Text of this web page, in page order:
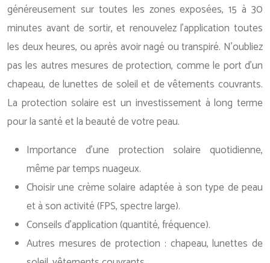
généreusement sur toutes les zones exposées, 15 à 30
minutes avant de sortir, et renouvelez l’application toutes
les deux heures, ou après avoir nagé ou transpiré. N’oubliez
pas les autres mesures de protection, comme le port d’un
chapeau, de lunettes de soleil et de vêtements couvrants.
La protection solaire est un investissement à long terme
pour la santé et la beauté de votre peau.
Importance d’une protection solaire quotidienne,
même par temps nuageux.
Choisir une crème solaire adaptée à son type de peau
et à son activité (FPS, spectre large).
Conseils d’application (quantité, fréquence).
Autres mesures de protection : chapeau, lunettes de